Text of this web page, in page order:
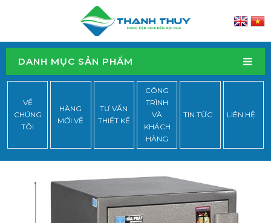
DANH MỤC SẢN PHẨM
VỀ
CHÚNG
TÔI
HÀNG
MỚI VỀ
TƯ VẤN
THIẾT KẾ
CÔNG
TRÌNH
VÀ
KHÁCH
HÀNG
TIN TỨC LIÊN HỆ